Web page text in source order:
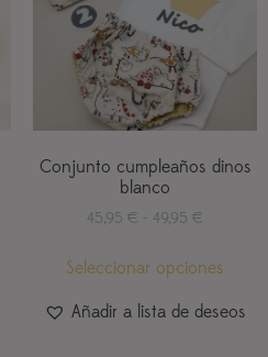
Conjunto cumpleaños dinos
blanco
45,95 € - 49,95 €
Seleccionar opciones
Añadir a lista de deseos